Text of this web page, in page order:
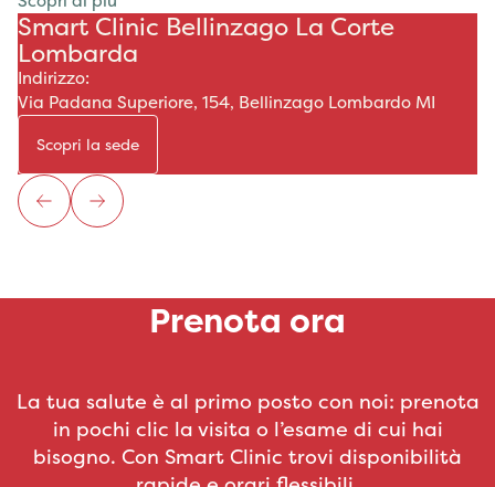
Smart Clinic Bellinzago La Corte
Lombarda
Indirizzo:
Via Padana Superiore, 154, Bellinzago Lombardo MI
Scopri la sede